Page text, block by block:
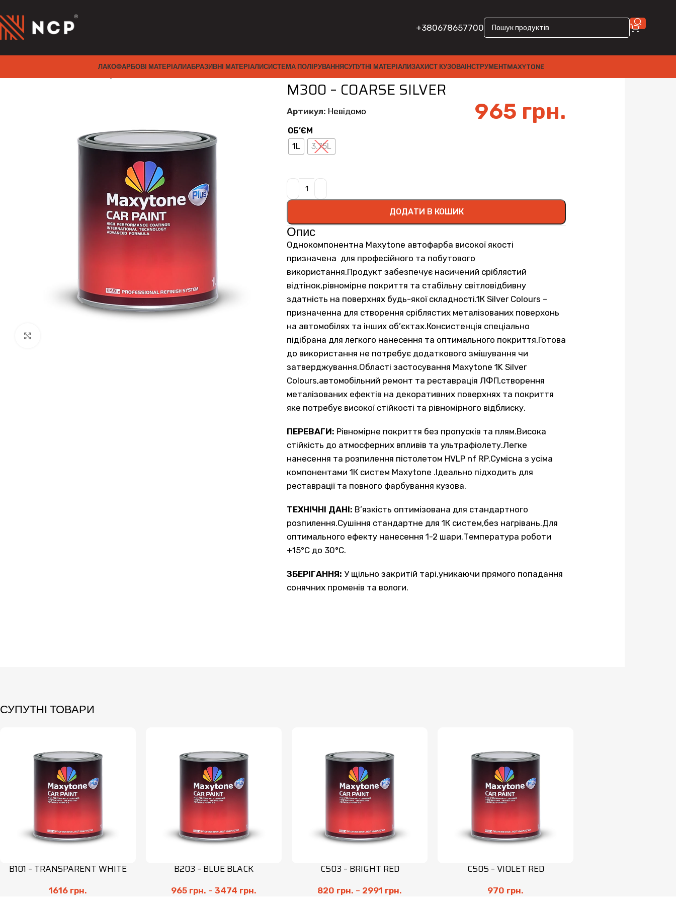
+380678657700
ЛАКОФАРБОВІ МАТЕРІАЛИАБРАЗИВНІ МАТЕРІАЛИСИСТЕМА ПОЛІРУВАННЯСУПУТНІ МАТЕРІАЛИЗАХИСТ КУЗОВАІНСТРУМЕНТMAXYTONE
M300 – COARSE SILVER
Артикул: Невідомо 965 грн.
ОБ’ЄМ
1L
3.75L
ДОДАТИ В КОШИК
Опис
Однокомпонентна Maxytone автофарба високої якості
призначена для професійного та побутового
використання.Продукт забезпечує насичений сріблястий
відтінок,рівномірне покриття та стабільну світловідбивну
здатність на поверхнях будь-якої складності.1К Silver Colours –
призначенна для створення сріблястих металізованих поверхонь
на автомобілях та інших об’єктах.Консистенція спеціально
підібрана для легкого нанесення та оптимального покриття.Готова
до використання не потребує додаткового змішування чи
затверджування.Області застосування Maxytone 1K Silver
Colours,автомобільний ремонт та реставрація ЛФП,створення
металізованих ефектів на декоративних поверхнях та покриття
яке потребує високої стійкості та рівномірного відблиску.
ПЕРЕВАГИ: Рівномірне покриття без пропусків та плям.Висока
стійкість до атмосферних впливів та ультрафіолету.Легке
нанесення та розпилення пістолетом HVLP nf RP.Сумісна з усіма
компонентами 1К систем Maxytone .Ідеально підходить для
реставрації та повного фарбування кузова.
ТЕХНІЧНІ ДАНІ: В’язкість оптимізована для стандартного
розпилення.Сушіння стандартне для 1К систем,без нагрівань.Для
оптимального ефекту нанесення 1-2 шари.Температура роботи
+15°C до 30°C.
ЗБЕРІГАННЯ: У щільно закритій тарі,уникаючи прямого попадання
сонячних променів та вологи.
СУПУТНІ ТОВАРИ
B101 – TRANSPARENT WHITE
1616 грн.
B203 – BLUE BLACK
965 грн. – 3474 грн.
C503 – BRIGHT RED
820 грн. – 2991 грн.
C505 – VIOLET RED
970 грн.